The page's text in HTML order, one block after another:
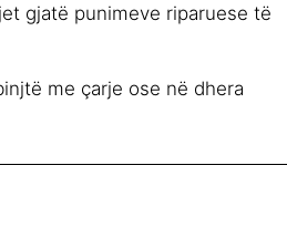
gjatë punimeve riparuese të
me çarje ose në dhera